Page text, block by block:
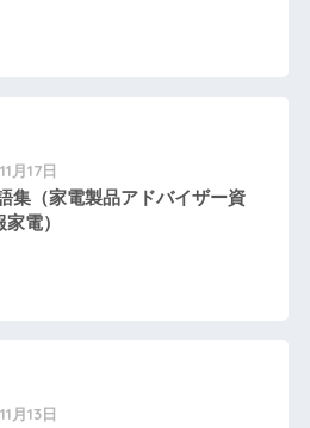
月17日
（家電製品アドバイザー資
電）
月13日